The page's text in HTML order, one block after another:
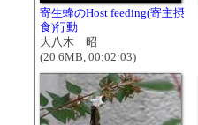
寄生蜂のHost feeding(寄主摂
食)行動
大八木 昭
(20.6MB, 00:02:03)